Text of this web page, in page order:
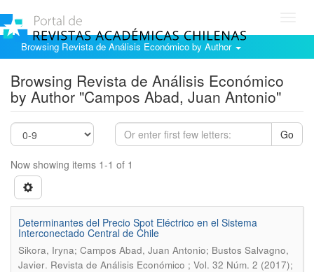
Browsing Revista de Análisis Económico by Author
Browsing Revista de Análisis Económico
by Author "Campos Abad, Juan Antonio"
Go
Now showing items 1-1 of 1
Determinantes del Precio Spot Eléctrico en el Sistema
Interconectado Central de Chile
Sikora, Iryna; Campos Abad, Juan Antonio; Bustos Salvagno,
Javier. Revista de Análisis Económico ; Vol. 32 Núm. 2 (2017);